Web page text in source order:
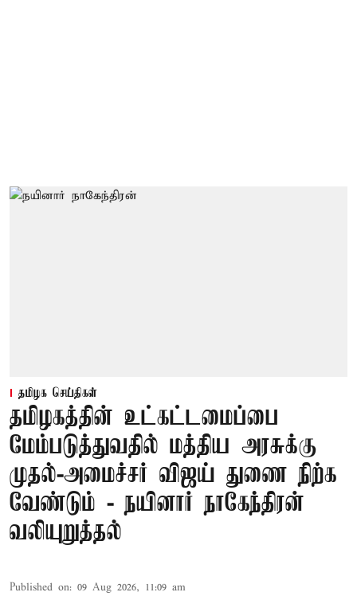
தமிழக செய்திகள்
தமிழகத்தின் உட்கட்டமைப்பை
மேம்படுத்துவதில் மத்திய அரசுக்கு
முதல்-அமைச்சர் விஜய் துணை நிற்க
வேண்டும் - நயினார் நாகேந்திரன்
வலியுறுத்தல்
Published on: 09 Aug 2026, 11:09 am